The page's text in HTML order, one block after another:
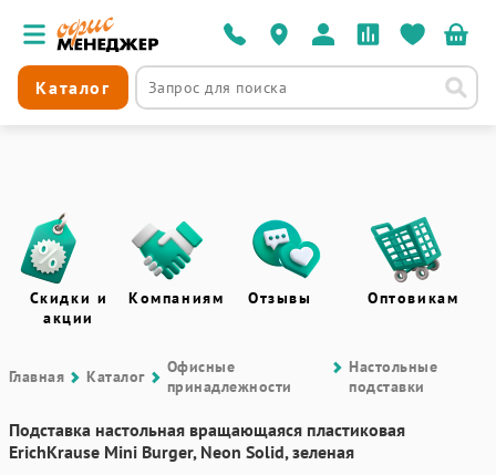
Каталог
Скидки и
акции
Компаниям Отзывы Оптовикам
Главная Каталог
Офисные
принадлежности
Настольные
подставки
Подставка настольная вращающаяся пластиковая
ErichKrause Mini Burger, Neon Solid, зеленая